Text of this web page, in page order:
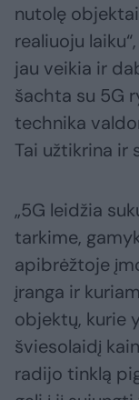
nutolę
realiuoju
jau veikia ir
šachta su 5G
technika
Tai užtikrina ir
„5G leidžia
tarkime,
apibrėžtoje
įranga ir
objektų, kurie
šviesolaidį
radijo tinklą